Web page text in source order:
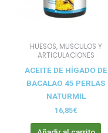
HUESOS, MUSCULOS Y
ARTICULACIONES
ACEITE DE HÍGADO DE
BACALAO 45 PERLAS
NATURMIL
16,85€